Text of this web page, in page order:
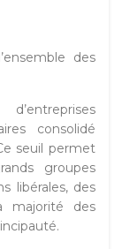
des
consolidé
seuil permet
groupes
libérales, des
majorité des